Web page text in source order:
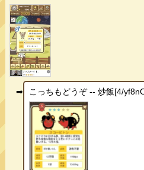
こっちもどうぞ -- 炒飯[4/